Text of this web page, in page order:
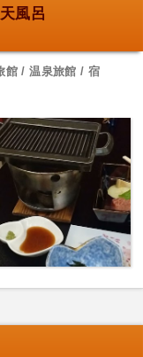
風呂
館 / 温泉旅館 / 宿